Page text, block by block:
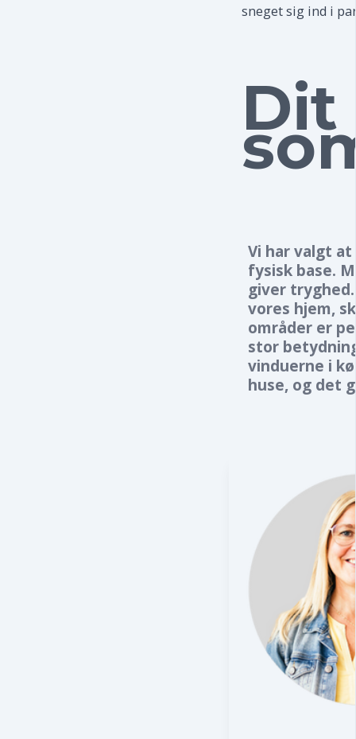
sneget sig ind i
Dit
Vi har valgt
fysisk base.
giver
vores hjem,
områder er
stor
vinduerne i
huse, og det